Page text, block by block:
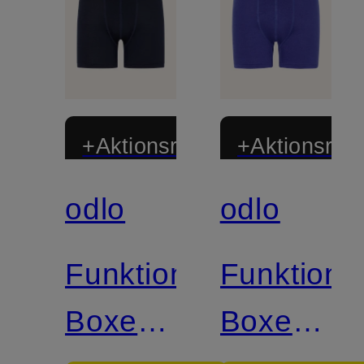
+Aktionsrabatt
Zertifiziert
odlo
Funktionswäsche-
Boxershorts
Zertifiziert
odlo